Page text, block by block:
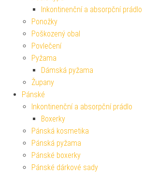
Inkontinenční a absorpční prádlo
Ponožky
Poškozený obal
Povlečení
Pyžama
Dámská pyžama
Župany
Pánské
Inkontinenční a absorpční prádlo
Boxerky
Pánská kosmetika
Pánská pyžama
Pánské boxerky
Pánské dárkové sady